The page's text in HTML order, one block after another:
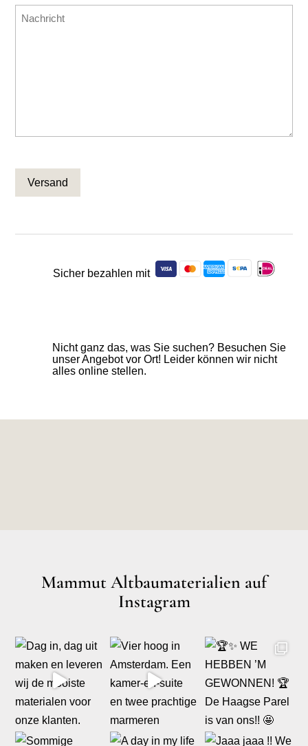
Nachricht
Sicher bezahlen mit
Nicht ganz das, was Sie suchen? Besuchen Sie
unser Angebot vor Ort! Leider können wir nicht
alles online stellen.
Mammut Altbaumaterialien auf
Instagram